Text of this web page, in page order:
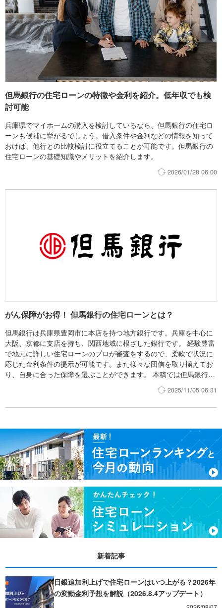
但馬銀行の住宅ローンの特徴や金利を紹介。低年収でも検
討可能
兵庫県でマイホームの購入を検討しているなら、但馬銀行の住宅ロ
ーンも候補に挙がるでしょう。借入条件や金利などの情報を知って
おけば、他行との比較検討に役立てることが可能です。但馬銀行の
住宅ローンの基礎知識やメリットを紹介します。
2026/01/28 06:00
がん保障がお得！ 但馬銀行の住宅ローンとは？
但馬銀行は兵庫県豊岡市に本店を持つ地方銀行です。兵庫を中心に
大阪、京都に支店を持ち、関西地域に根ざした銀行です。 経験豊富
で地元に詳しい住宅ローンのプロが審査をするので、柔軟で状況に
応じた金利条件の提示が可能です。また様々な団信を取り揃えてお
り、自身に合った保障を選ぶことができます。 本稿では但馬銀行の
2025/11/05 06:31
新着記事
日銀追加利上げで住宅ローンはいつ上がる？2026年
の変動金利予想を解説（2026.8.4アップデート）